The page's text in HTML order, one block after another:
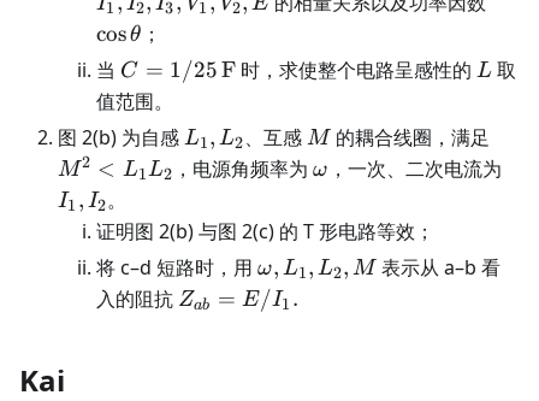
1 2 3 1 2
cosθ ；
当 C=1/25\,\mathrm
F
C = 1/25F 时，求使整个电路呈感性的L
L 取
值范围。
图 2(b) 为自感 L_1,L_2
L1, L2、互感M
M 的耦合线圈，满足
M2 < L1L2 ，电源角频率为 \omega
ω ，一次、二次电流为
I1 , I2。
证明图 2(b) 与图 2(c) 的 T 形电路等效；
将 c–d 短路时，用 \omega,L_1,L_2,M
ω, L1, L2, M 表示从 a–b 看
入的阻抗 Z_{ab}=E/I_1.
Zab = E/I1 .
Kai